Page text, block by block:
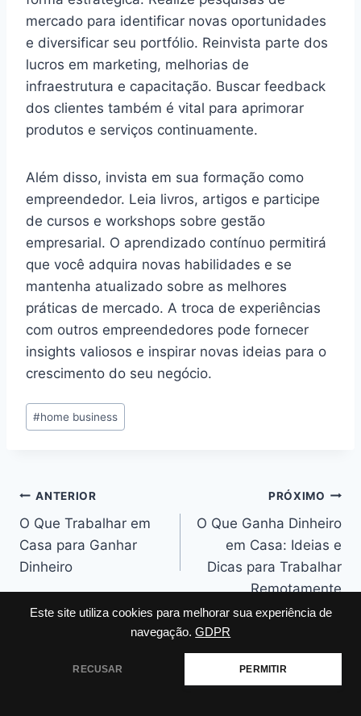
Este site utiliza cookies para melhorar sua experiência de
navegação. GDPR
RECUSAR PERMITIR
mercado para identificar novas oportunidades
e diversificar seu portfólio. Reinvista parte dos
lucros em marketing, melhorias de
infraestrutura e capacitação. Buscar feedback
dos clientes também é vital para aprimorar
produtos e serviços continuamente.
Além disso, invista em sua formação como
empreendedor. Leia livros, artigos e participe
de cursos e workshops sobre gestão
empresarial. O aprendizado contínuo permitirá
que você adquira novas habilidades e se
mantenha atualizado sobre as melhores
práticas de mercado. A troca de experiências
com outros empreendedores pode fornecer
insights valiosos e inspirar novas ideias para o
crescimento do seu negócio.
Tags
do
#home business
Navegação
de
Post
ANTERIOR
O Que Trabalhar em
Casa para Ganhar
Dinheiro
PRÓXIMO
O Que Ganha Dinheiro
em Casa: Ideias e
Dicas para Trabalhar
Remotamente